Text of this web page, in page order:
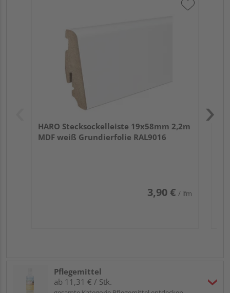
HARO Stecksockelleiste 19x58mm 2,2m
MDF weiß Grundierfolie RAL9016
3,90 € / lfm
Pflegemittel
ab 11,31 € / Stk.